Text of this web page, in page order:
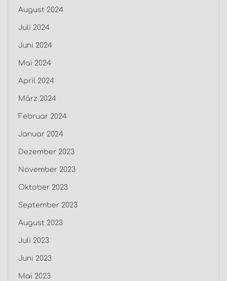
August 2024
Juli 2024
Juni 2024
Mai 2024
April 2024
März 2024
Februar 2024
Januar 2024
Dezember 2023
November 2023
Oktober 2023
September 2023
August 2023
Juli 2023
Juni 2023
Mai 2023